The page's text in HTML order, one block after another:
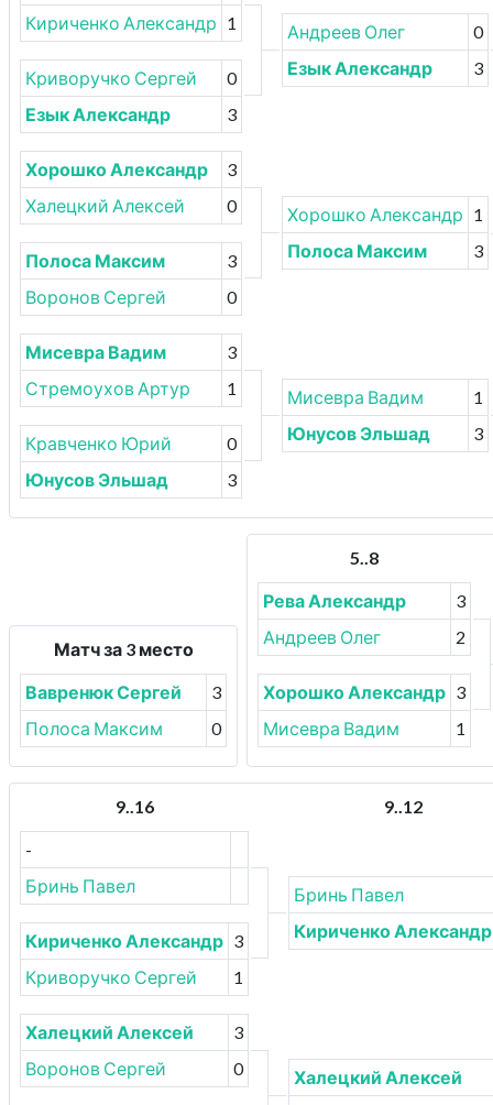
Кириченко Александр 1
Криворучко Сергей
0
Езык Александр
3
Хорошко Александр
3
Халецкий Алексей
0
Полоса Максим
3
Воронов Сергей
0
Мисевра Вадим
3
Стремоухов Артур
1
Кравченко Юрий
0
Юнусов Эльшад
3
Андреев Олег
0
Езык Александр
3
Хорошко Александр 1
Полоса Максим
3
Мисевра Вадим
1
Юнусов Эльшад
3
Матч за 3 место
Вавренюк Сергей
3
Полоса Максим
0
5..8
Рева Александр
3
Андреев Олег
2
Хорошко Александр 3
Мисевра Вадим
1
9..16 9..12
-
Бринь Павел
Кириченко Александр 3
Криворучко Сергей
1
Халецкий Алексей
3
Воронов Сергей
0
Бринь Павел
Кириченко Александр
Халецкий Алексей